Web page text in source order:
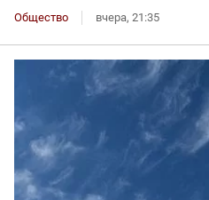
Общество вчера, 21:35